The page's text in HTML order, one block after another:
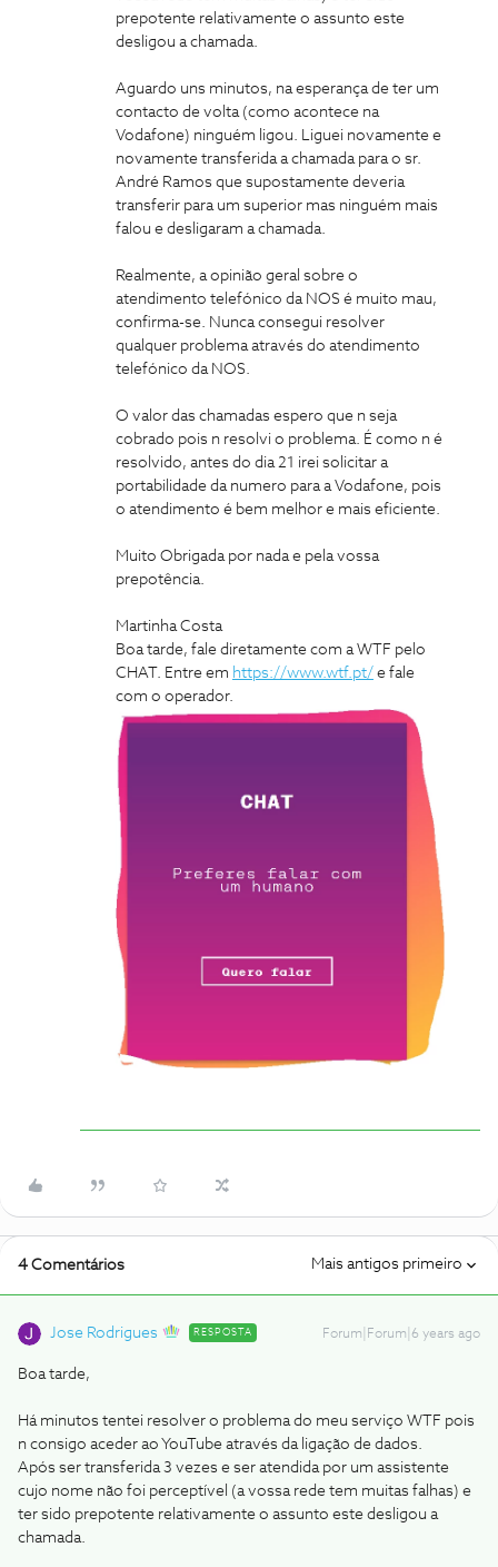
prepotente relativamente o assunto este
desligou a chamada.
Aguardo uns minutos, na esperança de ter um
contacto de volta (como acontece na
Vodafone) ninguém ligou. Liguei novamente e
novamente transferida a chamada para o sr.
André Ramos que supostamente deveria
transferir para um superior mas ninguém mais
falou e desligaram a chamada.
Realmente, a opinião geral sobre o
atendimento telefónico da NOS é muito mau,
confirma-se. Nunca consegui resolver
qualquer problema através do atendimento
telefónico da NOS.
O valor das chamadas espero que n seja
cobrado pois n resolvi o problema. É como n é
resolvido, antes do dia 21 irei solicitar a
portabilidade da numero para a Vodafone, pois
o atendimento é bem melhor e mais eficiente.
Muito Obrigada por nada e pela vossa
prepotência.
Martinha Costa
Boa tarde, fale diretamente com a WTF pelo
CHAT. Entre em https://www.wtf.pt/ e fale
com o operador.
4 Comentários Mais antigos primeiro
Jose Rodrigues RESPOSTA Forum|Forum|6 years ago
Boa tarde,
Há minutos tentei resolver o problema do meu serviço WTF pois
n consigo aceder ao YouTube através da ligação de dados.
Após ser transferida 3 vezes e ser atendida por um assistente
cujo nome não foi perceptível (a vossa rede tem muitas falhas) e
ter sido prepotente relativamente o assunto este desligou a
chamada.